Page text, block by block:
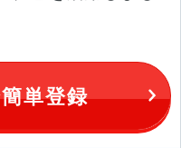
単登録